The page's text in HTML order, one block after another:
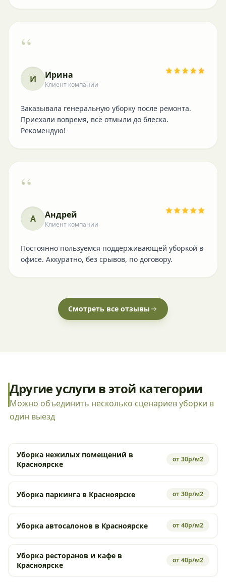
“
И Ирина
Клиент компании
Заказывала генеральную уборку после ремонта.
Приехали вовремя, всё отмыли до блеска.
Рекомендую!
“
А Андрей
Клиент компании
Постоянно пользуемся поддерживающей уборкой в
офисе. Аккуратно, без срывов, по договору.
Смотреть все отзывы
Другие услуги в этой категории
Можно объединить несколько сценариев уборки в
один выезд
Уборка нежилых помещений в
Красноярске
от 30р/м2
Уборка паркинга в Красноярске от 30р/м2
Уборка автосалонов в Красноярске от 40р/м2
Уборка ресторанов и кафе в
Красноярске
от 40р/м2